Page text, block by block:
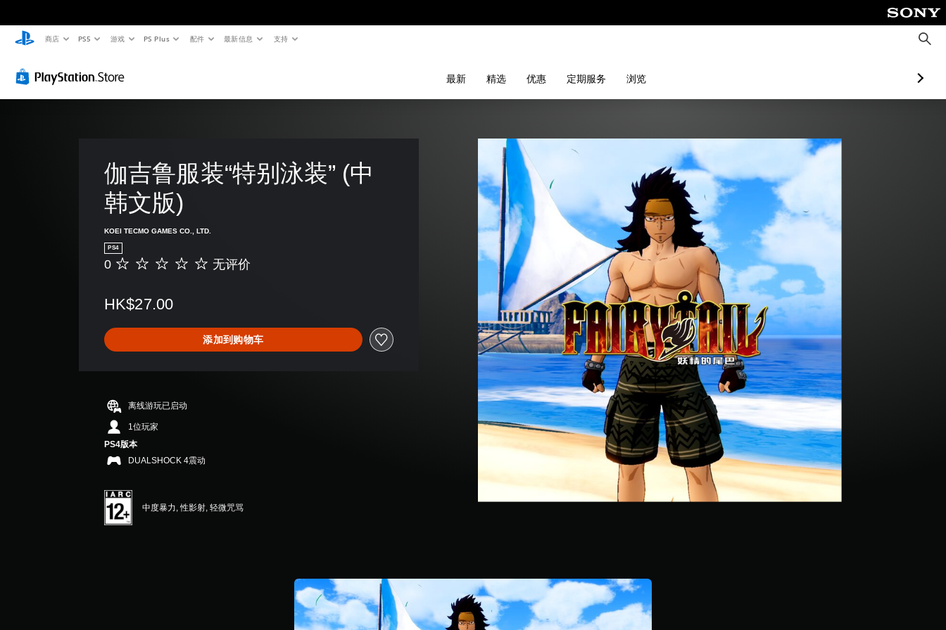
商店 PS5 游戏 PS Plus 配件 最新信息 支持
搜
索
最新 精选 优惠 定期服务 浏览
伽吉鲁服装“特别泳装” (中
韩文版)
KOEI TECMO GAMES CO., LTD.
PS4
无
0 无评价
HK$27.00
添加到购物车
离线游玩已启动
1位玩家
PS4版本
DUALSHOCK 4震动
中度暴力, 性影射, 轻微咒骂